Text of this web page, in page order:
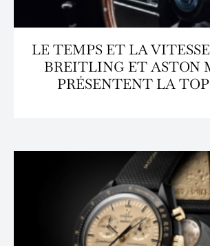
LE TEMPS ET LA
BREITLING ET ASTON
PRÉSENTENT LA